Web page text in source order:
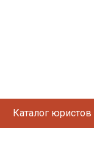
Каталог юристов